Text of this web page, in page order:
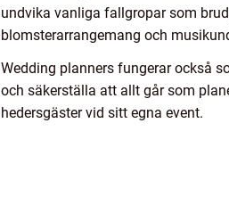
undvika vanliga fallgropar som
blomsterarrangemang och
Wedding planners fungerar också
och säkerställa att allt går som
hedersgäster vid sitt egna event.